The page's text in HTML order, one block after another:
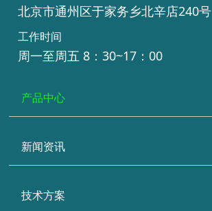
北京市通州区于家务乡北辛店240号
工作时间
周一至周五 8：30~17：00
产品中心
新闻资讯
技术方案